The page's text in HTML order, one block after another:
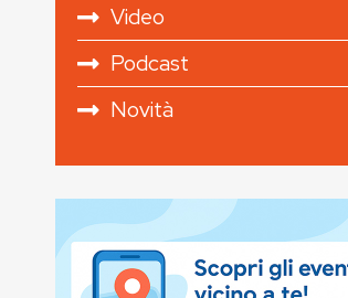
Video
Podcast
Novità